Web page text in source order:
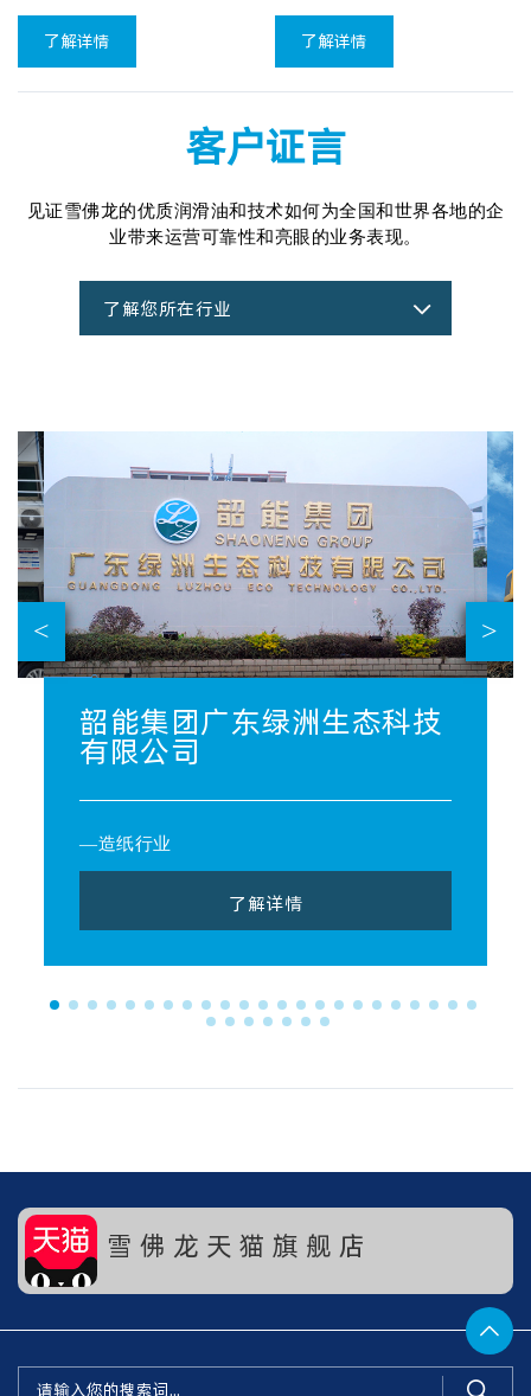
了解详情 了解详情
客户证言
见证雪佛龙的优质润滑油和技术如何为全国和世界各地的企
业带来运营可靠性和亮眼的业务表现。
了解您所在行业
<
韶能集团广东绿洲生态科技
有限公司
—造纸行业
了解详情
>
雪 佛 龙 天 猫 旗 舰 店

